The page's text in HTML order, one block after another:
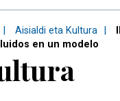
Aisialdi eta Kultura
en un modelo